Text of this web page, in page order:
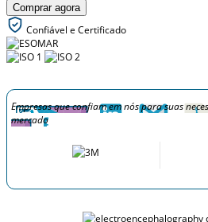
Comprar agora
Confiável e Certificado
Empresas que confiam em nós para suas
mercado